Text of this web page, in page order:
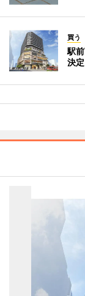
買う
駅
決定